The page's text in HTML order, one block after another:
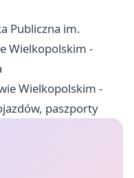
Publiczna im.
Wielkopolskim -
Wielkopolskim -
paszporty